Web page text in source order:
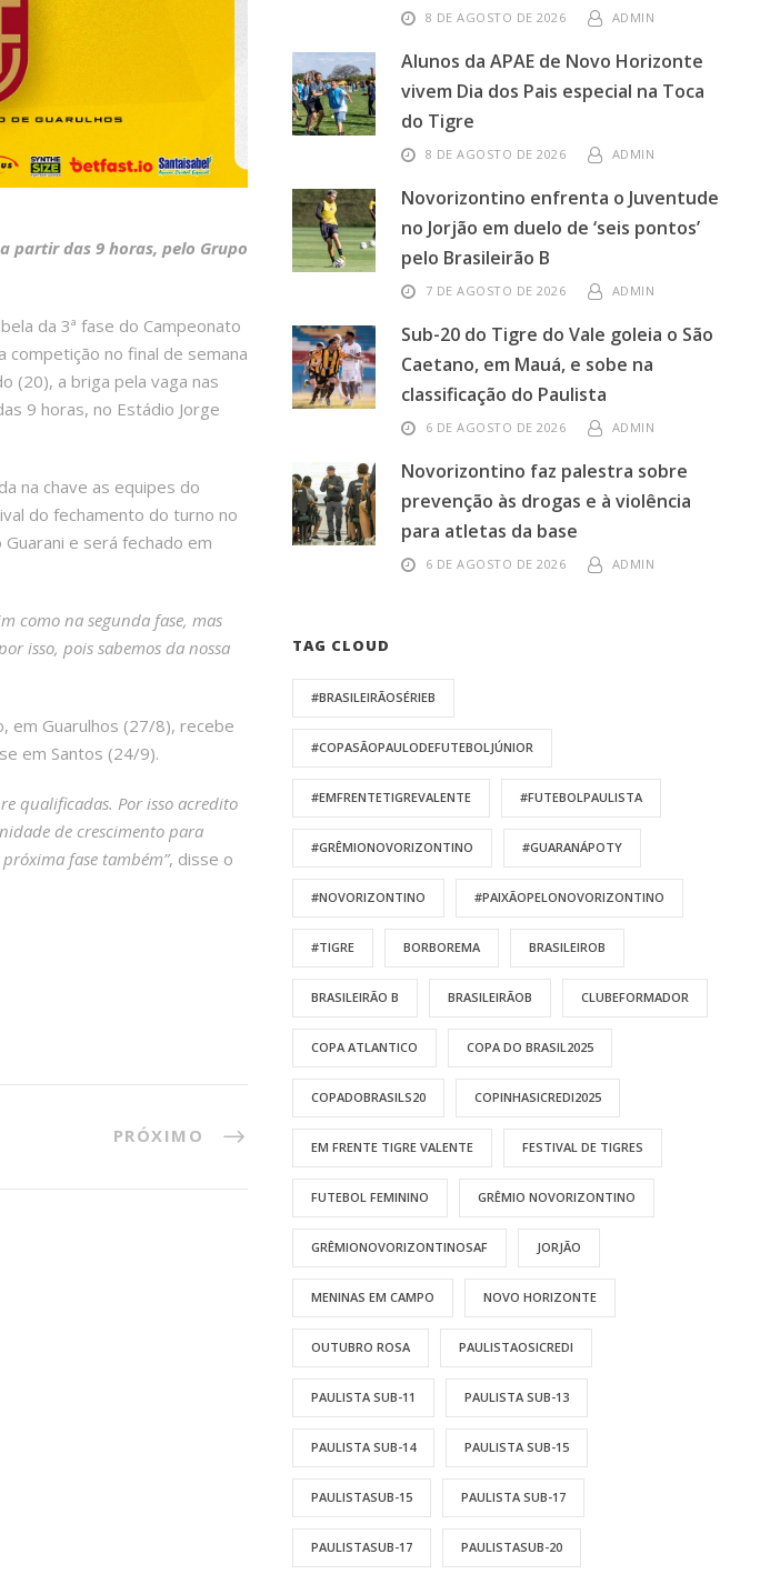
partir das 9 horas, pelo Grupo
da 3ª fase do Campeonato
competição no final de semana
(20), a briga pela vaga nas
9 horas, no Estádio Jorge
na chave as equipes do
do fechamento do turno no
e será fechado em
como na segunda fase, mas
isso, pois sabemos da nossa
em Guarulhos (27/8), recebe
em Santos (24/9).
qualificadas. Por isso acredito
de crescimento para
fase também”, disse o
PRÓXIMO
8 DE AGOSTO DE 2026 ADMIN
Alunos da APAE de Novo Horizonte
vivem Dia dos Pais especial na Toca
do Tigre
8 DE AGOSTO DE 2026 ADMIN
Novorizontino enfrenta o Juventude
no Jorjão em duelo de ‘seis pontos’
pelo Brasileirão B
7 DE AGOSTO DE 2026 ADMIN
Sub-20 do Tigre do Vale goleia o São
Caetano, em Mauá, e sobe na
classificação do Paulista
6 DE AGOSTO DE 2026 ADMIN
Novorizontino faz palestra sobre
prevenção às drogas e à violência
para atletas da base
6 DE AGOSTO DE 2026 ADMIN
TAG CLOUD
#BRASILEIRÃOSÉRIEB
#COPASÃOPAULODEFUTEBOLJÚNIOR
#EMFRENTETIGREVALENTE #FUTEBOLPAULISTA
#GRÊMIONOVORIZONTINO #GUARANÁPOTY
#NOVORIZONTINO #PAIXÃOPELONOVORIZONTINO
#TIGRE BORBOREMA BRASILEIROB
BRASILEIRÃO B BRASILEIRÃOB CLUBEFORMADOR
COPA ATLANTICO COPA DO BRASIL2025
COPADOBRASILS20 COPINHASICREDI2025
EM FRENTE TIGRE VALENTE FESTIVAL DE TIGRES
FUTEBOL FEMININO GRÊMIO NOVORIZONTINO
GRÊMIONOVORIZONTINOSAF JORJÃO
MENINAS EM CAMPO NOVO HORIZONTE
OUTUBRO ROSA PAULISTAOSICREDI
PAULISTA SUB-11 PAULISTA SUB-13
PAULISTA SUB-14 PAULISTA SUB-15
PAULISTASUB-15 PAULISTA SUB-17
PAULISTASUB-17 PAULISTASUB-20